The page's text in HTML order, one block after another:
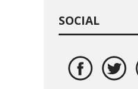
SOCIAL